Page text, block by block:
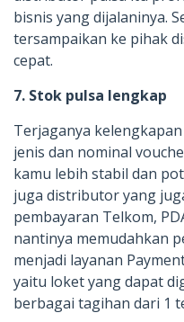
bisnis yang dijalaninya.
tersampaikan ke pihak
cepat.
7. Stok pulsa lengkap
Terjaganya
jenis dan nominal
kamu lebih stabil dan
juga distributor yang
pembayaran Telkom,
nantinya memudahkan
menjadi layanan
yaitu loket yang dapat
berbagai tagihan dari 1